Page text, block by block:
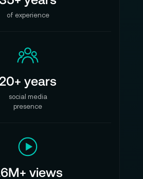
of experience
years
social media
presence
views